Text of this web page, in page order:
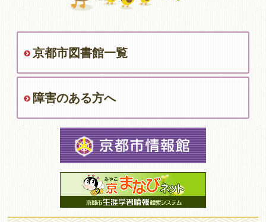
京都市図書館一覧
障害のある方へ